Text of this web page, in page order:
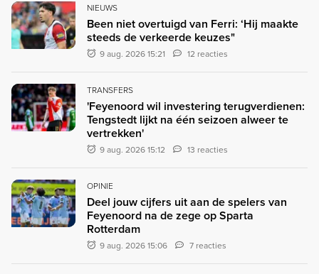
NIEUWS
Been niet overtuigd van Ferri: ‘Hij maakte
steeds de verkeerde keuzes"
9 aug. 2026 15:21 12 reacties
TRANSFERS
'Feyenoord wil investering terugverdienen:
Tengstedt lijkt na één seizoen alweer te
vertrekken'
9 aug. 2026 15:12 13 reacties
OPINIE
Deel jouw cijfers uit aan de spelers van
Feyenoord na de zege op Sparta
Rotterdam
9 aug. 2026 15:06 7 reacties